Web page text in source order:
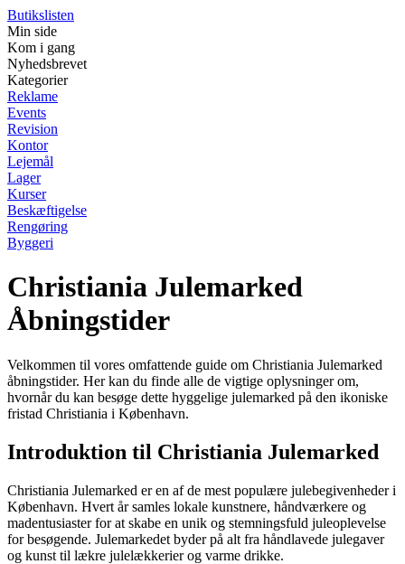
Butikslisten
Min side
Kom i gang
Nyhedsbrevet
Kategorier
Reklame
Events
Revision
Kontor
Lejemål
Lager
Kurser
Beskæftigelse
Rengøring
Byggeri
Christiania Julemarked
Åbningstider
Velkommen til vores omfattende guide om Christiania Julemarked
åbningstider. Her kan du finde alle de vigtige oplysninger om,
hvornår du kan besøge dette hyggelige julemarked på den ikoniske
fristad Christiania i København.
Introduktion til Christiania Julemarked
Christiania Julemarked er en af de mest populære julebegivenheder i
København. Hvert år samles lokale kunstnere, håndværkere og
madentusiaster for at skabe en unik og stemningsfuld juleoplevelse
for besøgende. Julemarkedet byder på alt fra håndlavede julegaver
og kunst til lækre julelækkerier og varme drikke.